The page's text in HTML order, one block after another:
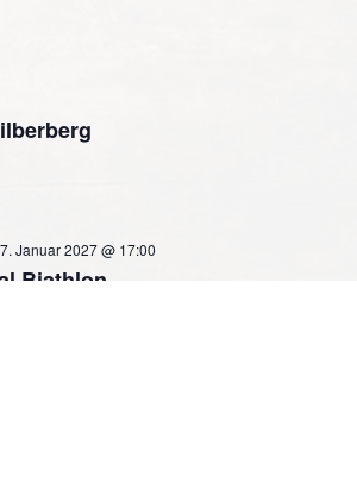
Januar 2027 @ 17:00
Biathlon